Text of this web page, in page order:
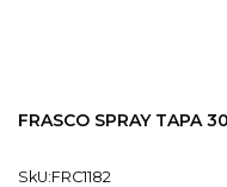
FRASCO SPRAY TAPA
SkU:FRC1182